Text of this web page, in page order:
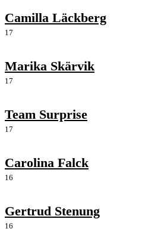
Camilla Läckberg
17
Marika Skärvik
17
Team Surprise
17
Carolina Falck
16
Gertrud Stenung
16